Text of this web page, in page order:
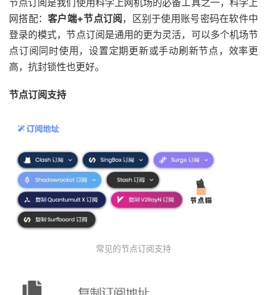
节点订阅是我们使用科学上网机场的必备工具之一，科学上
网搭配：客户端+节点订阅 ，区别于使用账号密码在软件中
登录的模式，节点订阅是通用的更为灵活，可以多个机场节
点订阅同时使用，设置定期更新或手动刷新节点，效率更
高，抗封锁性也更好。
节点订阅支持
常见的节点订阅支持